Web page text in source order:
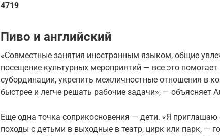
4719
Пиво и английский
«Совместные занятия иностранным языком, общие
посещение культурных мероприятий — все это помогает
субординации, укрепить межличностные отношения в
быстрее и легче решать рабочие задачи», — объясняет
Еще одна точка соприкосновения — дети. «Я
походы с детьми в выходные в театр, цирк или парк, —